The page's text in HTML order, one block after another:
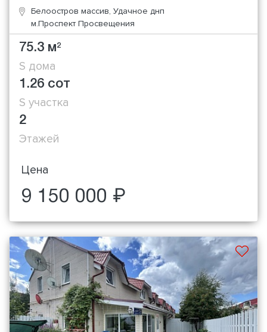
Белоостров массив, Удачное днп
м.Проспект Просвещения
75.3 м2
S дома
1.26 сот
S участка
2
Этажей
Цена
9 150 000 ₽